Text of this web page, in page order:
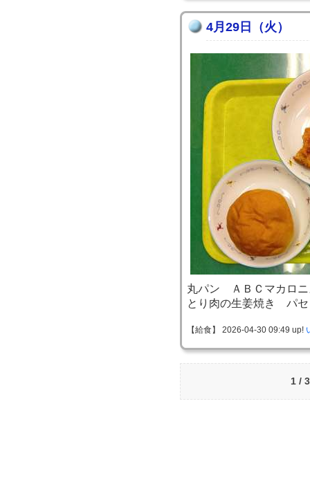
4月29日（火）
丸パン ＡＢＣマカロニ
とり肉の生姜焼き パ
【給食】 2026-04-30 09:49 up!
1 /